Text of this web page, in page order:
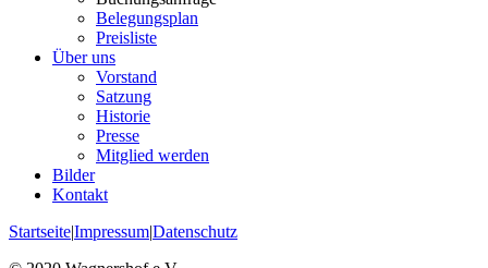
Belegungsplan
Preisliste
Über uns
Vorstand
Satzung
Historie
Presse
Mitglied werden
Bilder
Kontakt
Startseite|Impressum|Datenschutz